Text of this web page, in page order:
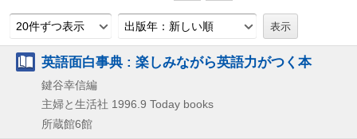
20件ずつ表示 出版年：新しい順
英語面白事典 : 楽しみながら英語力がつく本
鍵谷幸信編
主婦と生活社 1996.9 Today books
所蔵館6館